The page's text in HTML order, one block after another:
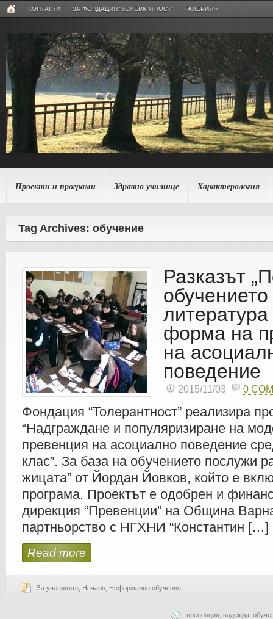
КОНТАКТИ ЗА ФОНДАЦИЯ “ТОЛЕРАНТНОСТ” ГАЛЕРИЯ »
Проекти и програми Здравно училище Характерология
Tag Archives: обучение
Разказът
литература
форма на
на
поведение
2015/11/03 0
Фондация “Толерантност” реализира
“Надграждане и популяризиране на
превенция на асоциално поведение
клас”. За база на обучението послужи
жицата” от Йордан Йовков, който е
програма. Проектът е одобрен и
дирекция “Превенции” на Община
партньорство с НГХНИ “Константин […]
Read more
За учениците Начало Неформално обучение
превенция надежда